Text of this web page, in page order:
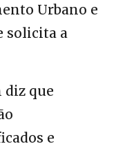
Urbano e
solicita a
diz que
e